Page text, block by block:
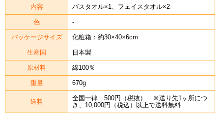
内容 バスタオル×1、フェイスタオル×2
色 -
パッケージサイズ 化粧箱：約30×40×6cm
生産国 日本製
原材料 綿100％
重量 670g
送料
全国一律 500円（税抜） ※送り先1ヶ所につ
き、10,000円（税込）以上で送料無料